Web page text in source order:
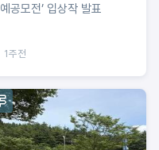
예공모전’ 입상작 발표
1주전